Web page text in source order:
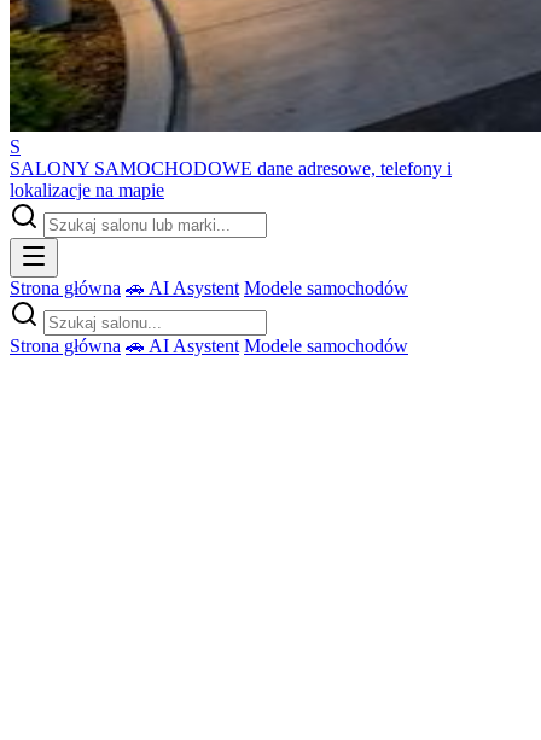
S
SALONY SAMOCHODOWE dane adresowe, telefony i
lokalizacje na mapie
Strona główna 🚗 AI Asystent Modele samochodów
Strona główna 🚗 AI Asystent Modele samochodów